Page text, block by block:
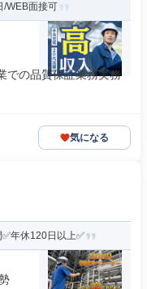
/WEB面接可
での品質保証業務実務
気になる
年休120日以上✅